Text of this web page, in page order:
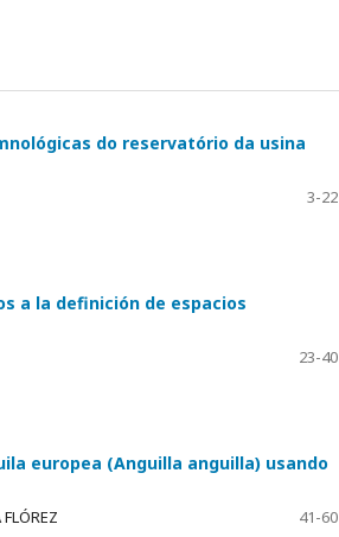
do reservatório da usina
3-22
a la definición de espacios
23-40
europea (Anguilla anguilla) usando
41-60